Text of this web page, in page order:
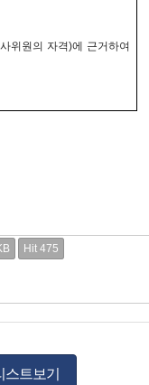
위원의 자격)에 근거하여
Hit 475
스트보기